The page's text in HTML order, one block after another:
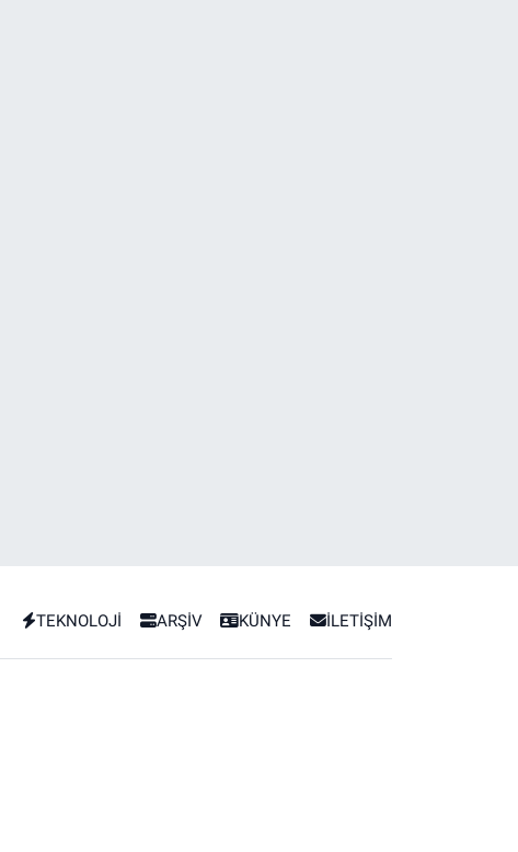
TEKNOLOJİ ARŞİV KÜNYE İLETİŞİM